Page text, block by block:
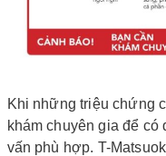
Khi những triệu chứng
khám chuyên gia để
vấn phù hợp. T-